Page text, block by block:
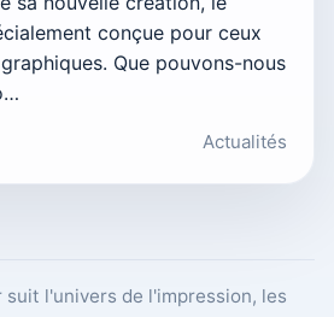
conçue pour ceux
Que pouvons-nous
Actualités
suit l'univers de l'impression, les